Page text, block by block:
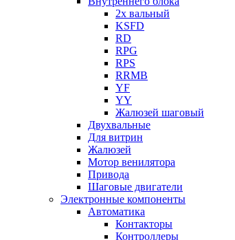
2х вальный
KSFD
RD
RPG
RPS
RRMB
YF
YY
Жалюзей шаговый
Двухвальные
Для витрин
Жалюзей
Мотор венилятора
Привода
Шаговые двигатели
Электронные компоненты
Автоматика
Контакторы
Контроллеры